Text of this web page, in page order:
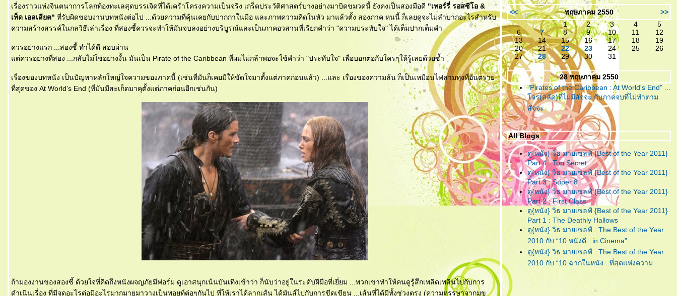
เรื่องราวแห่งจินตนาการโลกท้องทะเลสุดบรรเจิดที่ได้เคร้าโครงความเป็นจริง เกร็ดประวัติศาสตร์บางอย่างมาบิดขมวดนี้ ยังคงเป็นสองมือดี "เทอร์รี่ รอสซิโอ &
เท็ด เอลเลียต" ที่รับผิดชอบงานบทหนังต่อไป ...ด้วยความที่คุ้นเคยกับปากกาในมือ และภาพความคิดในหัว มาแล้วตั้ง สองภาค หนนี้ ก็เลยดูจะไม่ลำบากอะไรสำหรับ
ความสร้างสรรค์ในกลวิธีเล่าเรื่อง ที่สองซี้ควรจะทำให้มันจบลงอย่างบริบูรณ์และเป็นภาคอวสานที่เรียกคำว่า "ความประทับใจ" ได้เต็มปากเต็มคำ
ควรอย่างแรก ...สองซี้ ทำได้ดี สอบผ่าน
ต่ควรอย่างที่สอง ...กลับไม่ใช่อย่างงั้น มันเป็น Pirate of the Caribbean ที่ผมไม่กล้าพอจะใช้คำว่า "ประทับใจ" เพื่อบอกต่อกับใครๆให้รู้เลยด้วยซ้ำ
เรื่องของบทหนัง เป็นปัญหาหลักใหญ่ใจความของภาคนี้ (เช่นที่มันก็เคยมีให้ขัดใจมาตั้งแต่ภาคก่อนแล้ว) ...และ เรื่องของความล้น ก็เป็นเหมือนไฟลามทุ่งที่อันตรา
ที่สุดของ At World's End (ที่มันมีสะเก็ดมาคุตั้งแต่ภาคก่อนอีกเช่นกัน)
ถ้ามองงานของสองซี้ ด้วยใจที่คิดถึงหนังผจญภัยมีฟอร์ม ดูเอาสนุกเน้นบันเทิงเข้าว่า ก็นับว่าอยู่ในระดับฝีมือที่เยี่ยม ...พวกเขาทำให้คนดูรู้สึกเพลิดเพลินไปกับการ
ดำเนินเรื่อง ที่มีจุดอะไรต่อมิอะไรมากมายมาวางเป็นพอยท์ต่อๆกันไป ที่ให้เราได้ลากเส้น ได้มันส์ไปกับการขีดเขียน ...เส้นที่ได้มีทั้งช่วงตรง (ความหรรษาจากมุข
มีคุณภาพ และจงระห่ำอย่างไม่
เหลืออะไรจะเสีย!
"ห้องตรงข้าม หัวใจตรงกัน"
...
(หนังสั้น)แบบตัวเต็ม ที่ไม่มีอะไร
มากมาย แต่ก็ยังมีความจริงใจ!
"ห้องตรงข้าม หัวใจตรงกัน"
กับตัวอย่างน้ำจิ้ม ของหนังสั้นที่
คงจะมีอะไรๆอยู่ในนั้น
"อินทรีแดง"... สมศักดิ์ศรีที่ได้
กลับมา ..วีรบุรุษที่หนังไท
ต้องการ!
"ชั่วฟ้าดินสลาย"... เมื่อคำ “รัก”
มีค่าเท่าคำว่า “ร้าย” คงทำลายคน
ทั้งหลายให้วายวอด
"Resident Evil : Afterlife"
สงครามยังไม่จบ ยังต้องนับศพ
ซอมบี้จนเบื่อกันไปข้าง!!
"Lula : Twist"
... เพลงฟังชวน
เพลิน จากคนเพลินๆ ที่ชื่อ 'ลุลา'
<< พฤษภาคม 2550
>>
1
2 3 4
5
6
7 8 9 10 11
12
13
14 15 16 17 18
19
20
21 22 23 24 25
26
27
28 29 30 31
28 พฤษภาคม 2550
"Pirates of the Caribbean : At World's End" ...
จร(สลัด)ที่ไม่มีสัจจะ กับภาคจบที่ไม่ทำตาม
สัจจะ
All Blogs
ดู{หนัง} วิธ มายเซลฟ์ {Best of the Year 2011}
Part 4 : Top Secret
ดู{หนัง} วิธ มายเซลฟ์ {Best of the Year 2011}
Part 3 : Super 8
ดู{หนัง} วิธ มายเซลฟ์ {Best of the Year 2011}
Part 2 : First Class
ดู{หนัง} วิธ มายเซลฟ์ {Best of the Year 2011}
Part 1 : The Deathly Hallows
ดู{หนัง} วิธ มายเซลฟ์ : The Best of the Year
2010 กับ “10 หนังดี ..in Cinema”
ดู{หนัง} วิธ มายเซลฟ์ : The Best of the Year
2010 กับ “10 ฉากในหนัง ..ที่สุดแห่งความ